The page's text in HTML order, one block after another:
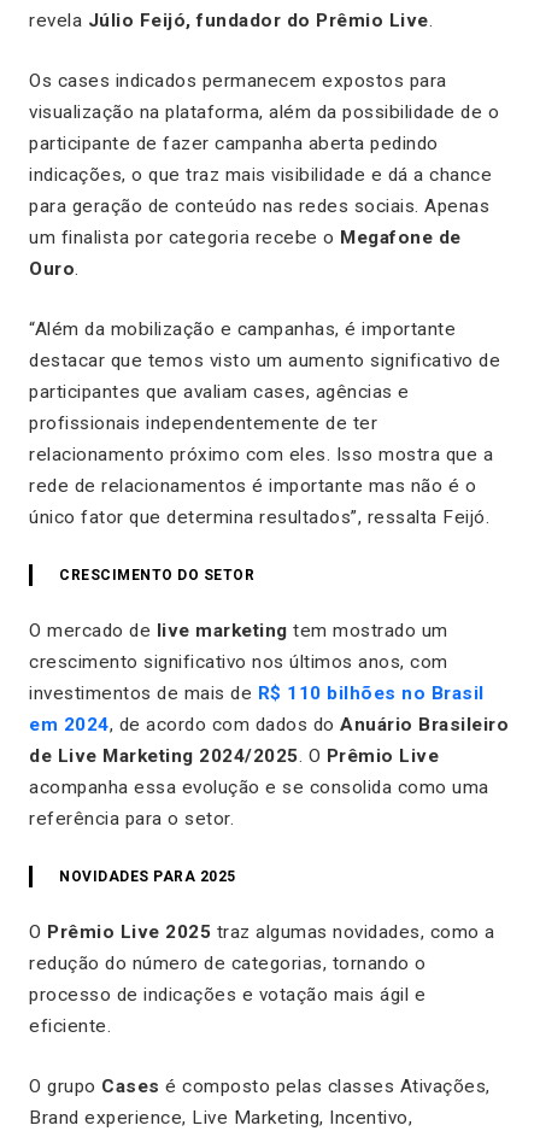
revela Júlio Feijó, fundador do Prêmio Live.
Os cases indicados permanecem expostos para
visualização na plataforma, além da possibilidade de o
participante de fazer campanha aberta pedindo
indicações, o que traz mais visibilidade e dá a chance
para geração de conteúdo nas redes sociais. Apenas
um finalista por categoria recebe o Megafone de
Ouro.
“Além da mobilização e campanhas, é importante
destacar que temos visto um aumento significativo de
participantes que avaliam cases, agências e
profissionais independentemente de ter
relacionamento próximo com eles. Isso mostra que a
rede de relacionamentos é importante mas não é o
único fator que determina resultados”, ressalta Feijó.
CRESCIMENTO DO SETOR
O mercado de live marketing tem mostrado um
crescimento significativo nos últimos anos, com
investimentos de mais de R$ 110 bilhões no Brasil
em 2024, de acordo com dados do Anuário Brasileiro
de Live Marketing 2024/2025. O Prêmio Live
acompanha essa evolução e se consolida como uma
referência para o setor.
NOVIDADES PARA 2025
O Prêmio Live 2025 traz algumas novidades, como a
redução do número de categorias, tornando o
processo de indicações e votação mais ágil e
eficiente.
O grupo Cases é composto pelas classes Ativações,
Brand experience, Live Marketing, Incentivo,